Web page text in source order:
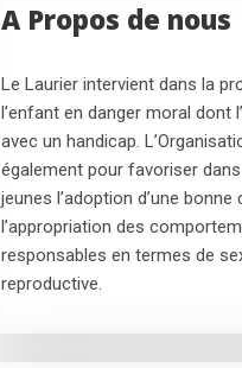
A Propos de nous
Le Laurier intervient dans la
l’enfant en danger moral dont
avec un handicap.
également pour favoriser
jeunes l’adoption d’une
l’appropriation des
responsables en termes de
reproductive.